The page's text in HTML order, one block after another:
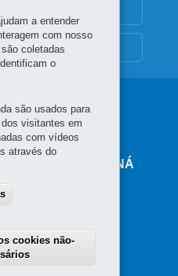
DO PARANÁ
120 - Tarumã
a entender
com nosso
coletadas
o
são usados para
visitantes em
com vídeos
através do
cookies não-